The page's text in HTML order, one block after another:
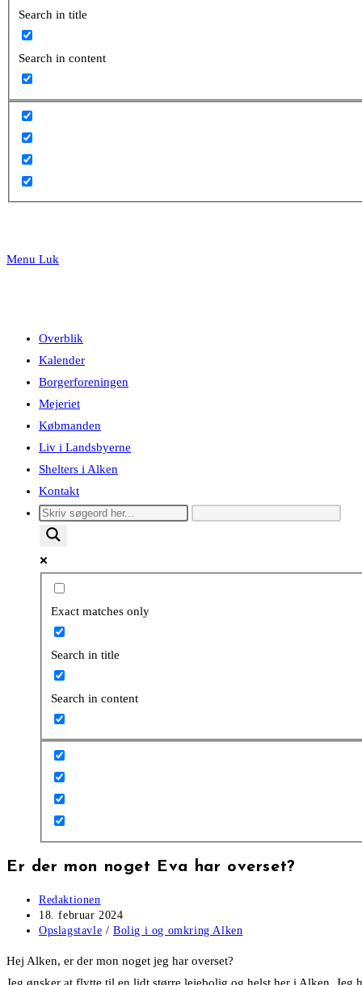
search
Search in title
Search in content
Menu Luk
Overblik
Kalender
Borgerforeningen
Mejeriet
Købmanden
Liv i Landsbyerne
Shelters i Alken
Kontakt
Exact matches only
Search in title
Search in content
Er der mon noget Eva har overset?
Post
author:
Redaktionen
Post
published:
18. februar 2024
Post
Opslagstavle / Bolig i og omkring Alken
Hej Alken, er der mon noget jeg har overset?
Jeg ønsker at flytte til en lidt større lejebolig og helst her i Alken.